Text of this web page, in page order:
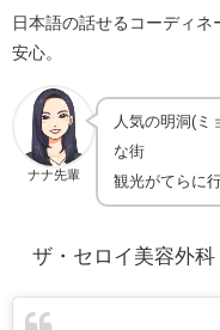
日本語の話せるコーディ
安心。
ナナ先輩
人気の明洞(ミ
な街
観光がてらに
ザ・セロイ美容外科